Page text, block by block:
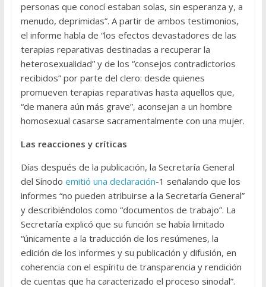
personas que conocí estaban solas, sin esperanza y, a
menudo, deprimidas”. A partir de ambos testimonios,
el informe habla de “los efectos devastadores de las
terapias reparativas destinadas a recuperar la
heterosexualidad” y de los “consejos contradictorios
recibidos” por parte del clero: desde quienes
promueven terapias reparativas hasta aquellos que,
“de manera aún más grave”, aconsejan a un hombre
homosexual casarse sacramentalmente con una mujer.
Las reacciones y críticas
Días después de la publicación, la Secretaría General
del Sínodo emitió una declaración-1 señalando que los
informes “no pueden atribuirse a la Secretaría General”
y describiéndolos como “documentos de trabajo”. La
Secretaría explicó que su función se había limitado
“únicamente a la traducción de los resúmenes, la
edición de los informes y su publicación y difusión, en
coherencia con el espíritu de transparencia y rendición
de cuentas que ha caracterizado el proceso sinodal”.